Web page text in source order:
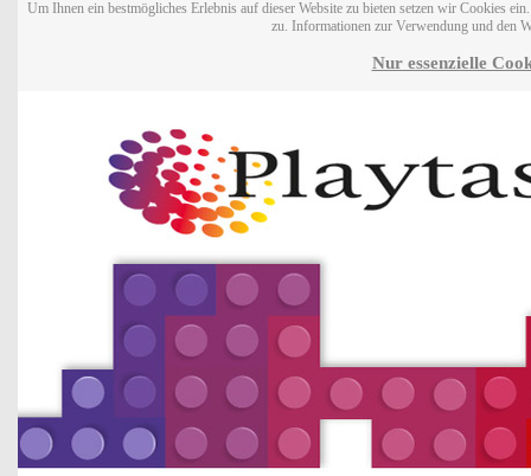
Um Ihnen ein bestmögliches Erlebnis auf dieser Website zu bieten setzen wir Cookies
zu. Informationen zur Verwendung und den
Nur essenzielle